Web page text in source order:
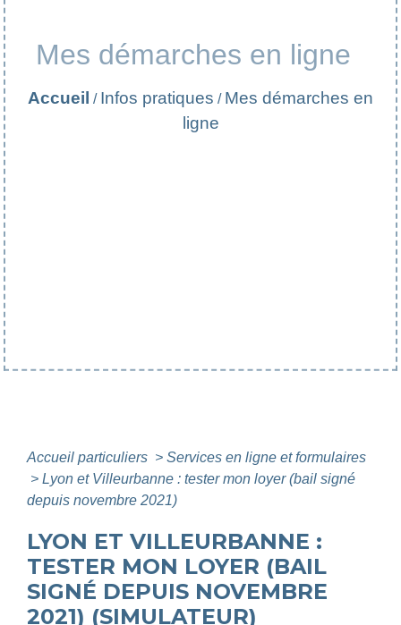
Mes démarches en ligne
Accueil / Infos pratiques / Mes démarches en
ligne
Accueil particuliers > Services en ligne et formulaires
> Lyon et Villeurbanne : tester mon loyer (bail signé
depuis novembre 2021)
LYON ET VILLEURBANNE :
TESTER MON LOYER (BAIL
SIGNÉ DEPUIS NOVEMBRE
2021) (SIMULATEUR)